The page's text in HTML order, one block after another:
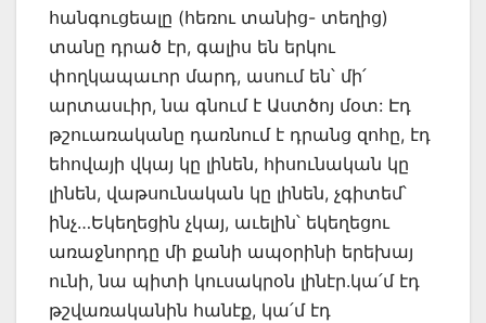
հանգուցեալը (հեռու տանից- տեղից)
տանը դրած էր, գալիս են երկու
փողկապաւոր մարդ, ասում են՝ մի՛
արտասւիր, նա գնում է Աստծոյ մօտ: Էդ
թշուառականը դառնում է դրանց զոհը, էդ
եհովայի վկայ կը լինեն, հիսունական կը
լինեն, վաթսունական կը լինեն, չգիտեմ՝
ինչ…Եկեղեցին չկայ, աւելին՝ եկեղեցու
առաջնորդը մի քանի ապօրինի երեխայ
ունի, նա պիտի կուսակրօն լինէր.կա՛մ էդ
թշվառականին հանէք, կա՛մ էդ